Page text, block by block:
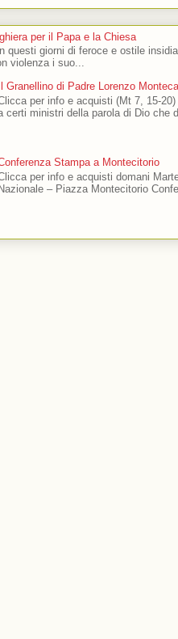
per il Papa e la Chiesa
questi giorni di feroce e ostile
violenza i suo...
Il Granellino di Padre Lorenzo
per info e acquisti (Mt 7, 15-
certi ministri della parola di Dio che
Stampa a Montecitorio
per info e acquisti domani
Nazionale – Piazza Montecitorio